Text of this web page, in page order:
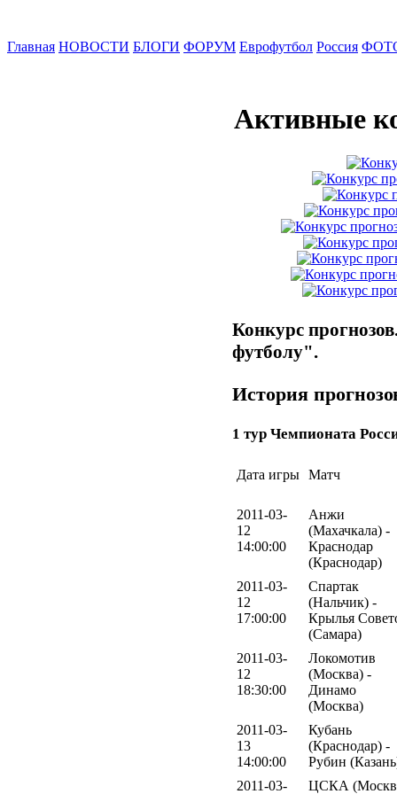
Главная НОВОСТИ БЛОГИ ФОРУМ Еврофутбол Россия
Активные
Конкурс
футболу".
История
1 тур Чемпионата
Дата игры Матч
2011-03-
12
14:00:00
Анжи
(Махачкала) -
Краснодар
(Краснодар)
2011-03-
12
17:00:00
Спартак
(Нальчик) -
Крылья
(Самара)
2011-03-
12
18:30:00
Локомотив
(Москва) -
Динамо
(Москва)
2011-03-
13
14:00:00
Кубань
(Краснодар) -
Рубин
2011-03-
ЦСКА